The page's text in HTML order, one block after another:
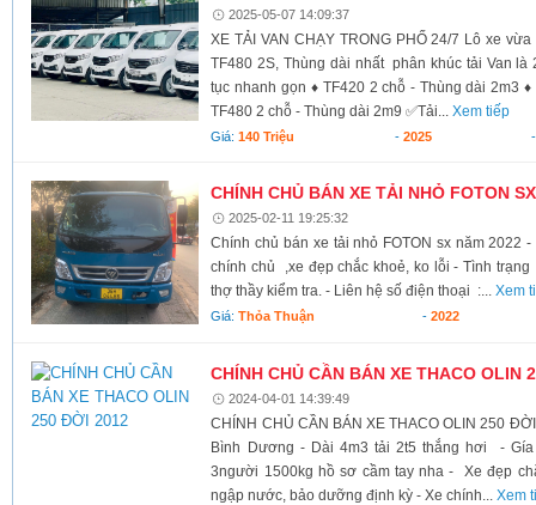
2025-05-07 14:09:37
XE TẢI VAN CHẠY TRONG PHỐ 24/7 Lô xe
TF480 2S, Thùng dài nhất phân khúc tải Van là
tục nhanh gọn ♦ TF420 2 chỗ - Thùng dài 2m3
TF480 2 chỗ - Thùng dài 2m9 ✅Tải...Xem tiếp
Giá:140 Triệu - 2025
CHÍNH CHỦ BÁN XE TẢI NHỎ FOTON
2025-02-11 19:25:32
Chính chủ bán xe tải nhỏ FOTON sx năm
chính chủ ,xe đẹp chắc khoẻ, ko lỗi - Tình
thợ thầy kiểm tra. - Liên hệ số điện thoại :...Xem
Giá:Thỏa Thuận - 2022
CHÍNH CHỦ CẦN BÁN XE THACO OLIN
2024-04-01 14:39:49
CHÍNH CHỦ CẦN BÁN XE THACO OLIN 250
Bình Dương - Dài 4m3 tải 2t5 thắng hơi -
3người 1500kg hồ sơ cầm tay nha - Xe đẹp
ngập nước, bảo dưỡng định kỳ - Xe chính...Xem